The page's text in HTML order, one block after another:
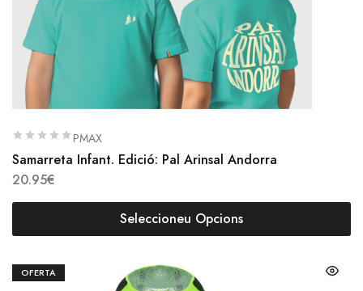
PMAX
Samarreta Infant. Edició: Pal Arinsal Andorra
20.95€
Seleccioneu Opcions
OFERTA